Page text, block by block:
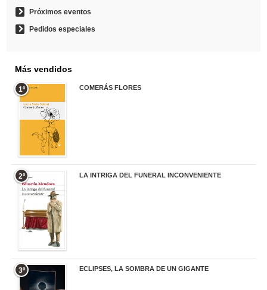
Próximos eventos
Pedidos especiales
Más vendidos
1º COMERÁS FLORES
2º LA INTRIGA DEL FUNERAL INCONVENIENTE
3º ECLIPSES, LA SOMBRA DE UN GIGANTE